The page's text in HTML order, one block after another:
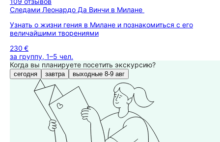
Следами Лeoнapдo Да Винчи в Милане
Узнать о жизни гения в Милане и познакомиться с его
величайшими творениями
230 €
за группу, 1–5 чел.
Когда вы планируете посетить экскурсию?
сегодня завтра выходные 8-9 авг